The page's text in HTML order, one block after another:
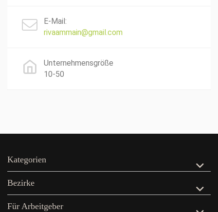
E-Mail:
rivaammain@gmail.com
Unternehmensgröße
10-50
Kategorien
Bezirke
Für Arbeitgeber